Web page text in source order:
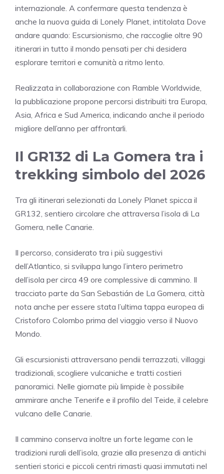
internazionale. A confermare questa tendenza è
anche la nuova guida di Lonely Planet , intitolata Dove
andare quando: Escursionismo , che raccoglie oltre 90
itinerari in tutto il mondo pensati per chi desidera
esplorare territori e comunità a ritmo lento.
Realizzata in collaborazione con Ramble Worldwide,
la pubblicazione propone percorsi distribuiti tra Europa,
Asia, Africa e Sud America, indicando anche il periodo
migliore dell’anno per affrontarli.
Il GR132 di La Gomera tra i
trekking simbolo del 2026
Tra gli itinerari selezionati da Lonely Planet spicca il
GR132, sentiero circolare che attraversa l’isola di La
Gomera , nelle Canarie
Il percorso, considerato tra i più suggestivi
dell’Atlantico, si sviluppa lungo l’intero perimetro
dell’isola per circa 49 ore complessive di cammino. Il
tracciato parte da San Sebastián de La Gomera , città
nota anche per essere stata l’ultima tappa europea di
Cristoforo Colombo prima del viaggio verso il Nuovo
Mondo.
Gli escursionisti attraversano pendii terrazzati, villaggi
tradizionali, scogliere vulcaniche e tratti costieri
panoramici. Nelle giornate più limpide è possibile
ammirare anche Tenerife e il profilo del Teide , il celebre
vulcano delle Canarie.
Il cammino conserva inoltre un forte legame con le
tradizioni rurali dell’isola, grazie alla presenza di antichi
sentieri storici e piccoli centri rimasti quasi immutati nel